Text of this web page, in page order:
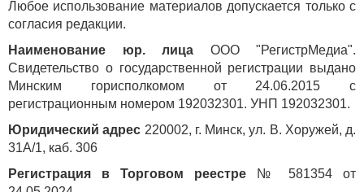
Любое использование материалов допускается только с
согласия редакции.
Наименование юр. лица ООО "РегистрМедиа".
Свидетельство о государственной регистрации выдано
Минским горисполкомом от 24.06.2015 с
регистрационным номером 192032301. УНП 192032301.
Юридический адрес 220002, г. Минск, ул. В. Хоружей, д.
31А/1, каб. 306
Регистрация в Торговом реестре № 581354 от